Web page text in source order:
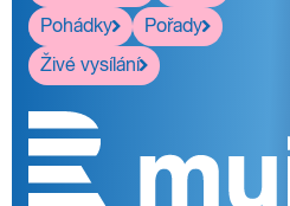
Pohádky
Pořady
Živé vysílání